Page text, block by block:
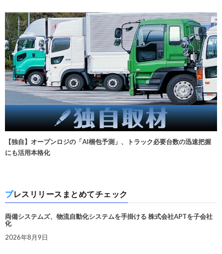
【独自】オープンロジの「AI梱包予測」、トラック必要台数の迅速把握
にも活用本格化
プレスリリースまとめてチェック
両備システムズ、物流自動化システムを手掛ける 株式会社APTを子会社
化
2026年8月9日